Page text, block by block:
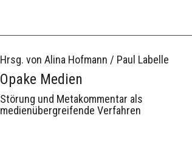
Hrsg. von Alina Hofmann / Paul Labelle
Opake Medien
Störung und Metakommentar als
medienübergreifende Verfahren